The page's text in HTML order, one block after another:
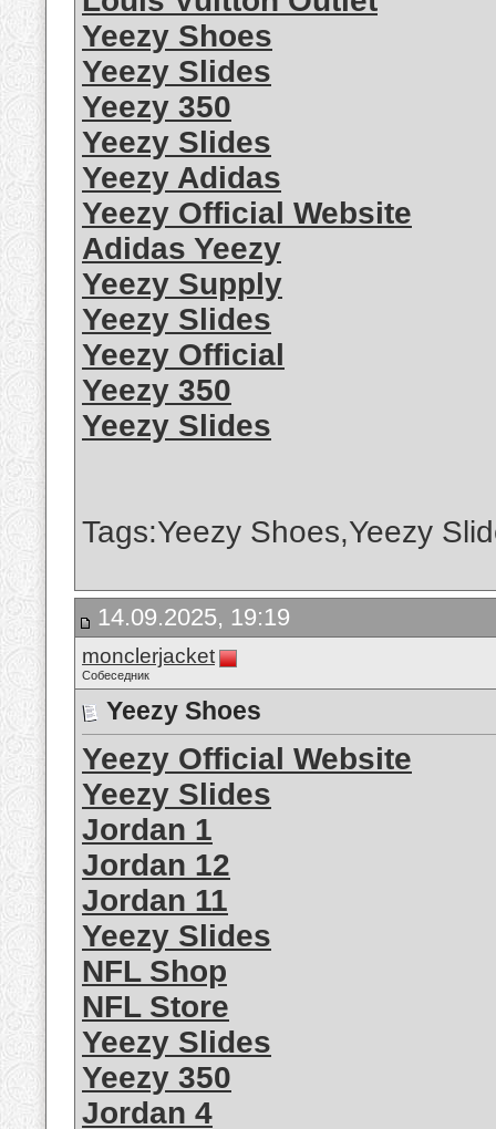
Yeezy Shoes
Yeezy Slides
Yeezy 350
Yeezy Slides
Yeezy Adidas
Yeezy Official Website
Adidas Yeezy
Yeezy Supply
Yeezy Slides
Yeezy Official
Yeezy 350
Yeezy Slides
Tags:Yeezy Shoes,Yeezy
14.09.2025, 19:19
monclerjacket
Собеседник
Yeezy Shoes
Yeezy Official Website
Yeezy Slides
Jordan 1
Jordan 12
Jordan 11
Yeezy Slides
NFL Shop
NFL Store
Yeezy Slides
Yeezy 350
Jordan 4